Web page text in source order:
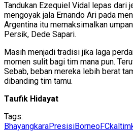
Tandukan Ezequiel Vidal lepas dari
mengoyak jala Ernando Ari pada
Argentina itu memaksimalkan
Persik, Dede Sapari.
Masih menjadi tradisi jika laga
momen sulit bagi tim mana pun.
Sebab, beban mereka lebih berat
dibanding tim tamu.
Taufik Hidayat
Tags:
BhayangkaraPresisiBorneoFCkaltim